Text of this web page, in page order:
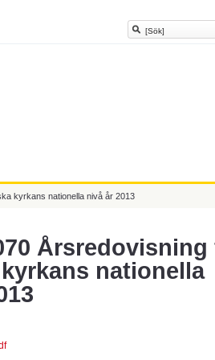
Årsredovisning
nationella
kyrkans nationella nivå år 2013